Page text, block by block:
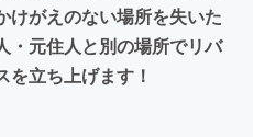
けがえのない場所を失いた
・元住人と別の場所でリバ
立ち上げます！